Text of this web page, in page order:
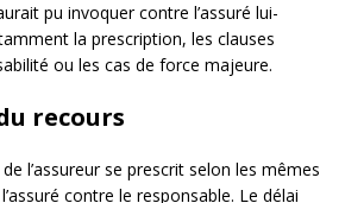
pu invoquer contre l’assuré lui-
la prescription, les clauses
ou les cas de force majeure.
recours
l’assureur se prescrit selon les mêmes
contre le responsable. Le délai